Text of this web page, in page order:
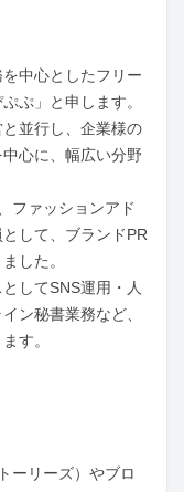
中心としたフリー
ぷ」と申します。
並行し、企業様の
心に、幅広い分野
ファッションアド
して、ブランドPR
した。
してSNS運用・人
ン秘書業務など、
す。
ーリーズ）やブロ